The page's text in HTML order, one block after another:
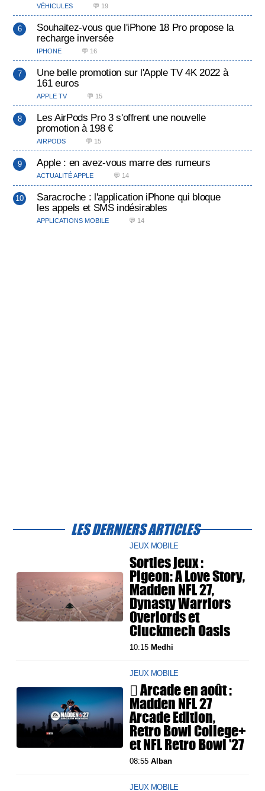
VÉHICULES 💬 19
Souhaitez-vous que l'iPhone 18 Pro propose la
recharge inversée
IPHONE 💬 16
Une belle promotion sur l'Apple TV 4K 2022 à
161 euros
APPLE TV 💬 15
Les AirPods Pro 3 s'offrent une nouvelle
promotion à 198 €
AIRPODS 💬 15
Apple : en avez-vous marre des rumeurs
ACTUALITÉ APPLE 💬 14
Saracroche : l'application iPhone qui bloque
les appels et SMS indésirables
APPLICATIONS MOBILE 💬 14
LES DERNIERS ARTICLES
JEUX MOBILE
Sorties jeux :
Pigeon: A Love Story,
Madden NFL 27,
Dynasty Warriors
Overlords et
Cluckmech Oasis
10:15 Medhi
JEUX MOBILE
 Arcade en août :
Madden NFL 27
Arcade Edition,
Retro Bowl College+
et NFL Retro Bowl '27
08:55Alban
JEUX MOBILE